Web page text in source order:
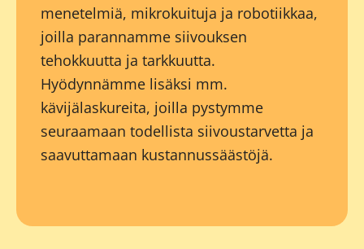
menetelmiä, mikrokuituja ja robotiikkaa,
joilla parannamme siivouksen
tehokkuutta ja tarkkuutta.
Hyödynnämme lisäksi mm.
kävijälaskureita, joilla pystymme
seuraamaan todellista siivoustarvetta ja
saavuttamaan kustannussäästöjä.